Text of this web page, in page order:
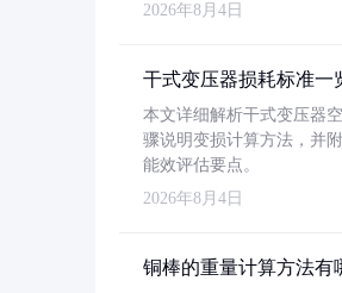
2026年8月4日
干式变压器损耗标准一
本文详细解析干式变压器
骤说明变损计算方法，并
能效评估要点。
2026年8月4日
铜棒的重量计算方法有